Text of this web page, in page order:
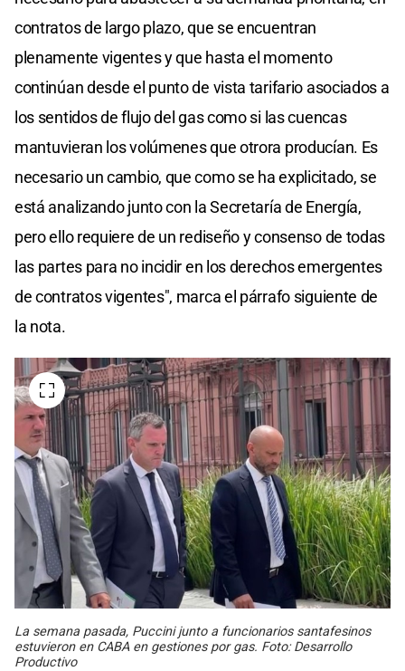
contratos de largo plazo, que se encuentran
plenamente vigentes y que hasta el momento
continúan desde el punto de vista tarifario asociados a
los sentidos de flujo del gas como si las cuencas
mantuvieran los volúmenes que otrora producían. Es
necesario un cambio, que como se ha explicitado, se
está analizando junto con la Secretaría de Energía,
pero ello requiere de un rediseño y consenso de todas
las partes para no incidir en los derechos emergentes
de contratos vigentes", marca el párrafo siguiente de
la nota.
La semana pasada, Puccini junto a funcionarios santafesinos
estuvieron en CABA en gestiones por gas. Foto: Desarrollo
Productivo